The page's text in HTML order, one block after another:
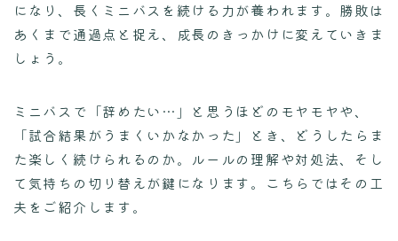
になり、長くミニバスを続ける力が養われます。勝敗は
あくまで通過点と捉え、成長のきっかけに変えていきま
しょう。
ミニバスで「辞めたい…」と思うほどのモヤモヤや、
「試合結果がうまくいかなかった」とき、どうしたらま
た楽しく続けられるのか。ルールの理解や対処法、そし
て気持ちの切り替えが鍵になります。こちらではその工
夫をご紹介します。